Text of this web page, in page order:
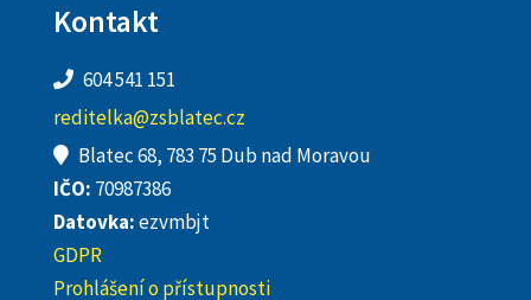
Kontakt
604 541 151
reditelka@zsblatec.cz
Blatec 68, 783 75 Dub nad Moravou
IČO: 70987386
Datovka:ezvmbjt
GDPR
Prohlášení o přístupnosti